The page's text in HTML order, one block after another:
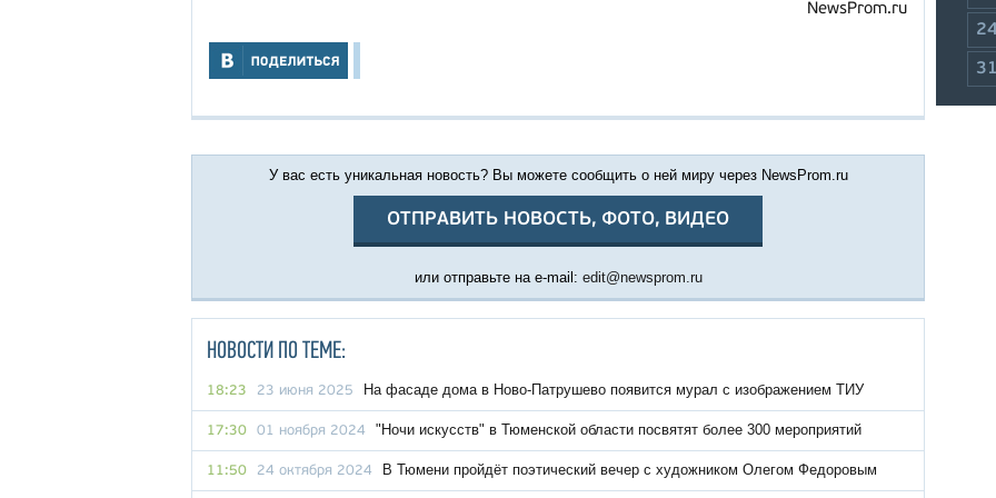
NewsProm.ru
У вас есть уникальная новость? Вы можете сообщить о ней миру через NewsProm.ru
ОТПРАВИТЬ НОВОСТЬ, ФОТО, ВИДЕО
или отправьте на e-mail: edit@newsprom.ru
НОВОСТИ ПО ТЕМЕ:
18:23 23 июня 2025 На фасаде дома в Ново-Патрушево появится мурал с изображением ТИУ
17:30 01 ноября 2024 "Ночи искусств" в Тюменской области посвятят более 300 мероприятий
11:50 24 октября 2024 В Тюмени пройдёт поэтический вечер с художником Олегом Федоровым
31